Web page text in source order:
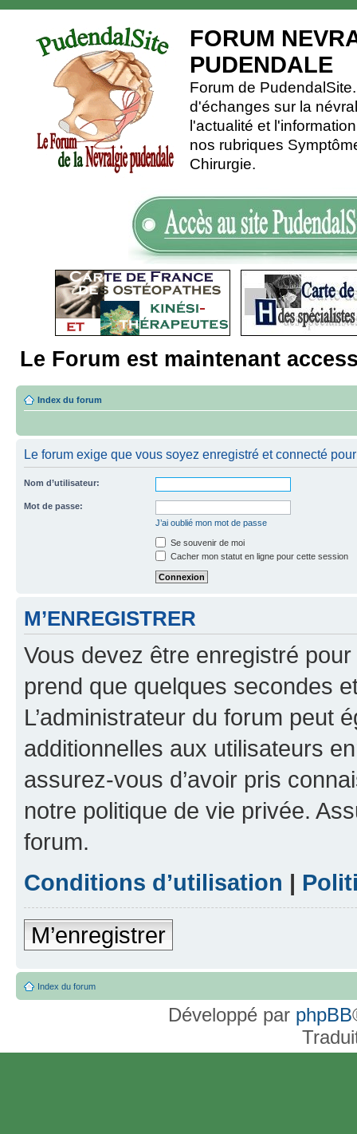
FORUM
PUDENDALE
Forum de
d'échanges sur la
l'actualité et
nos rubriques
Chirurgie.
Le Forum est maintenant
Index du forum
Le forum exige que vous soyez enregistré et connecté
Nom d’utilisateur:
Mot de passe:
J’ai oublié mon mot de passe
Se souvenir de moi
Cacher mon statut en ligne pour cette session
M’ENREGISTRER
Vous devez être enregistré
prend que quelques secondes
L’administrateur du forum peut
additionnelles aux utilisateurs
assurez-vous d’avoir pris
notre politique de vie privée.
forum.
Conditions d’utilisation |
M’enregistrer
Index du forum
Développé par phpBB